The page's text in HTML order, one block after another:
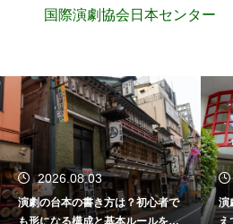
国際演劇協会日本センター
2026.08.03
演劇の台本の書き方は？初心者で
も形になる構成と基本ルールを解
演
え